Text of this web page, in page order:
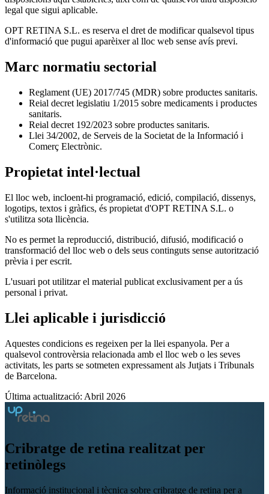
legal que sigui aplicable.
OPT RETINA S.L. es reserva el dret de modificar qualsevol tipus
d'informació que pugui aparèixer al lloc web sense avís previ.
Marc normatiu sectorial
Reglament (UE) 2017/745 (MDR) sobre productes sanitaris.
Reial decret legislatiu 1/2015 sobre medicaments i productes
sanitaris.
Reial decret 192/2023 sobre productes sanitaris.
Llei 34/2002, de Serveis de la Societat de la Informació i
Comerç Electrònic.
Propietat intel·lectual
El lloc web, incloent-hi programació, edició, compilació, dissenys,
logotips, textos i gràfics, és propietat d'OPT RETINA S.L. o
s'utilitza sota llicència.
No es permet la reproducció, distribució, difusió, modificació o
transformació del lloc web o dels seus continguts sense autorització
prèvia i per escrit.
L'usuari pot utilitzar el material publicat exclusivament per a ús
personal i privat.
Llei aplicable i jurisdicció
Aquestes condicions es regeixen per la llei espanyola. Per a
qualsevol controvèrsia relacionada amb el lloc web o les seves
activitats, les parts se sotmeten expressament als Jutjats i Tribunals
de Barcelona.
Última actualització: Abril 2026
Cribratge de retina realitzat per
retinòlegs
Informació institucional i tècnica sobre cribratge de retina per a